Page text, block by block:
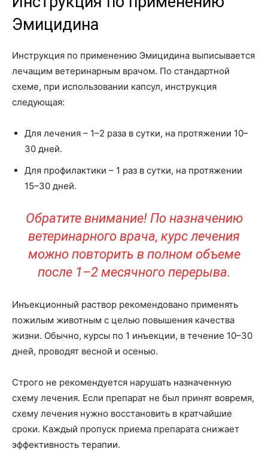
Эмицидина
Инструкция по применению Эмицидина выписывается
лечащим ветеринарным врачом. По стандартной
схеме, при использовании капсул, инструкция
следующая:
Для лечения – 1–2 раза в сутки, на протяжении 10–
30 дней.
Для профилактики – 1 раз в сутки, на протяжении
15–30 дней.
Обратите внимание! По назначению
ветеринарного врача, курс лечения
можно повторить в полном объеме
после 1–2 месячного перерыва.
Инъекционный раствор рекомендовано применять
пожилым животным с целью повышения качества
жизни. Обычно, курсы по 1 инъекции, в течение 10–30
дней, проводят весной и осенью.
Строго не рекомендуется нарушать назначенную
схему лечения. Если препарат не был принят вовремя,
схему лечения нужно восстановить в кратчайшие
сроки. Каждый пропуск приема препарата снижает
эффективность терапии.